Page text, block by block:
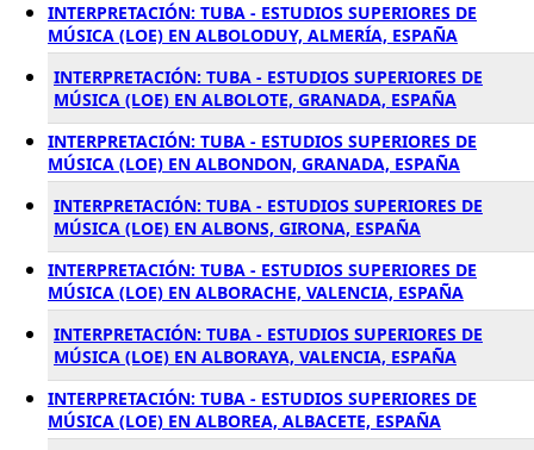
INTERPRETACIÓN: TUBA - ESTUDIOS SUPERIORES DE
MÚSICA (LOE) EN ALBOLODUY, ALMERÍA, ESPAÑA
INTERPRETACIÓN: TUBA - ESTUDIOS SUPERIORES DE
MÚSICA (LOE) EN ALBOLOTE, GRANADA, ESPAÑA
INTERPRETACIÓN: TUBA - ESTUDIOS SUPERIORES DE
MÚSICA (LOE) EN ALBONDON, GRANADA, ESPAÑA
INTERPRETACIÓN: TUBA - ESTUDIOS SUPERIORES DE
MÚSICA (LOE) EN ALBONS, GIRONA, ESPAÑA
INTERPRETACIÓN: TUBA - ESTUDIOS SUPERIORES DE
MÚSICA (LOE) EN ALBORACHE, VALENCIA, ESPAÑA
INTERPRETACIÓN: TUBA - ESTUDIOS SUPERIORES DE
MÚSICA (LOE) EN ALBORAYA, VALENCIA, ESPAÑA
INTERPRETACIÓN: TUBA - ESTUDIOS SUPERIORES DE
MÚSICA (LOE) EN ALBOREA, ALBACETE, ESPAÑA